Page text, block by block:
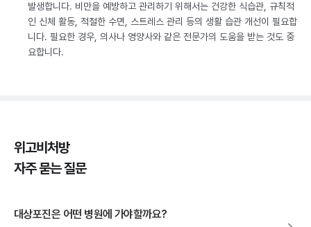
발생합니다. 비만을 예방하고 관리하기 위해서는 건강한 식습관, 규칙적
인 신체 활동, 적절한 수면, 스트레스 관리 등의 생활 습관 개선이 필요합
니다. 필요한 경우, 의사나 영양사와 같은 전문가의 도움을 받는 것도 중
요합니다.
위고비처방
자주 묻는 질문
대상포진은 어떤 병원에 가야할까요?